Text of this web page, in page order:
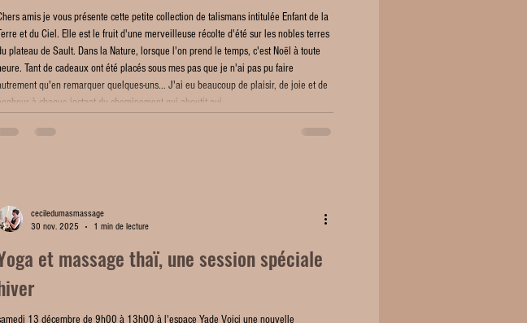
amis je vous présente cette petite collection de talismans intitulée Enfant de la
et du Ciel. Elle est le fruit d'une merveilleuse récolte d'été sur les nobles terres
plateau de Sault. Dans la Nature, lorsque l'on prend le temps, c'est Noël à toute
Tant de cadeaux ont été placés sous mes pas que je n'ai pas pu faire
qu'en remarquer quelques-uns... J'ai eu beaucoup de plaisir, de joie et de
à chaque instant du cheminement qui aboutit auj
et massage thaï, une session spéciale
13 décembre de 9h00 à 13h00 à l'espace Yade Voici une nouvelle
ceciledumasmassage
30 nov. 2025
1 min de lecture